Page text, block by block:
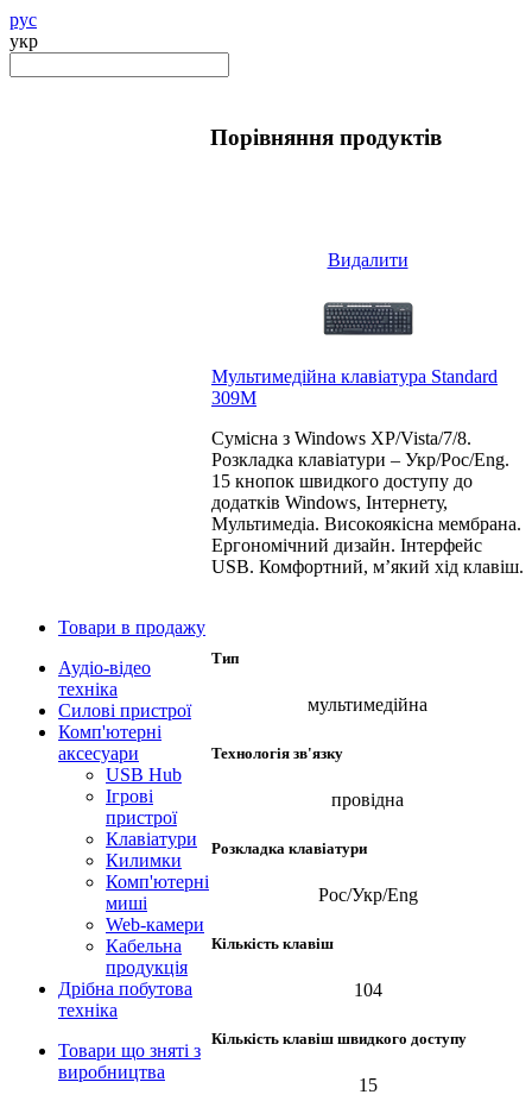
рус
укр
Товари в продажу
Аудіо-відео
техніка
Силові пристрої
Комп'ютерні
аксесуари
USB Hub
Ігрові
пристрої
Клавіатури
Килимки
Комп'ютерні
миші
Web-камери
Кабельна
продукція
Дрібна побутова
техніка
Товари що зняті з
виробництва
Порівняння продуктів
Видалити
Мультимедійна клавіатура Standard
309M
Сумісна з Windows XP/Vista/7/8.
Розкладка клавіатури – Укр/Рос/Eng.
15 кнопок швидкого доступу до
додатків Windows, Інтернету,
Мультимедіа. Високоякісна мембрана.
Ергономічний дизайн. Інтерфейс
USB. Комфортний, м’який хід клавіш.
Тип
мультимедійна
Технологія зв'язку
провідна
Розкладка клавіатури
Рос/Укр/Eng
Кількість клавіш
104
Кількість клавіш швидкого доступу
15